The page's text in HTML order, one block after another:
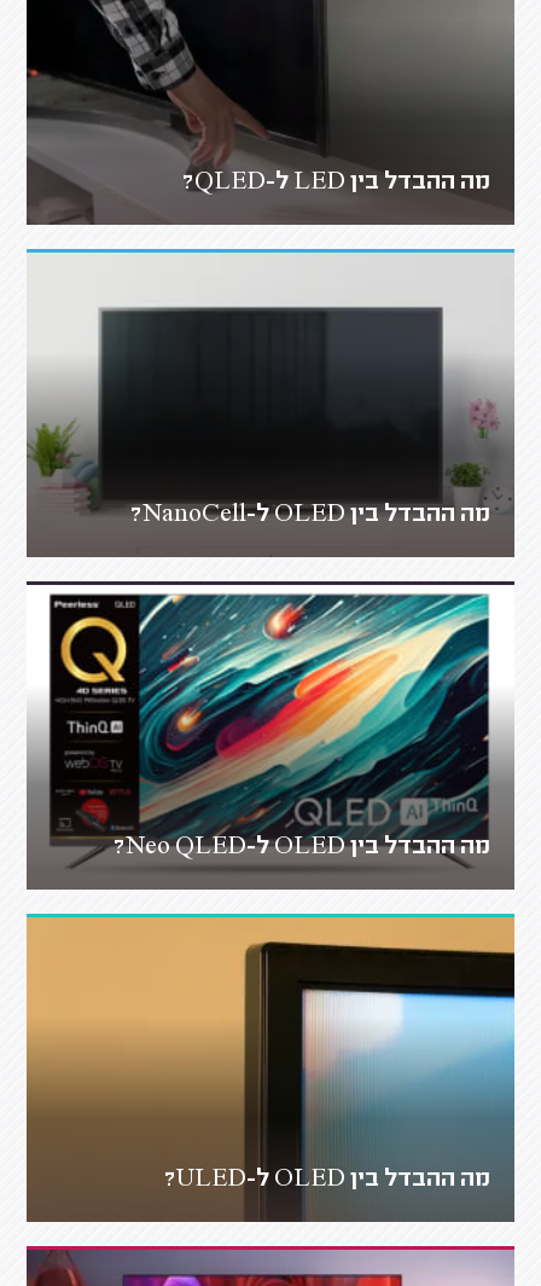
מה ההבדל בין LED ל-QLED?
מה ההבדל בין OLED ל-NanoCell?
מה ההבדל בין OLED ל-Neo QLED?
מה ההבדל בין OLED ל-ULED?